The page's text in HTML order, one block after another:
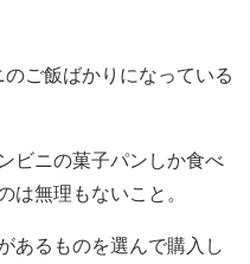
ご飯ばかりになっている
ビニの菓子パンしか食べ
は無理もないこと。
あるものを選んで購入し